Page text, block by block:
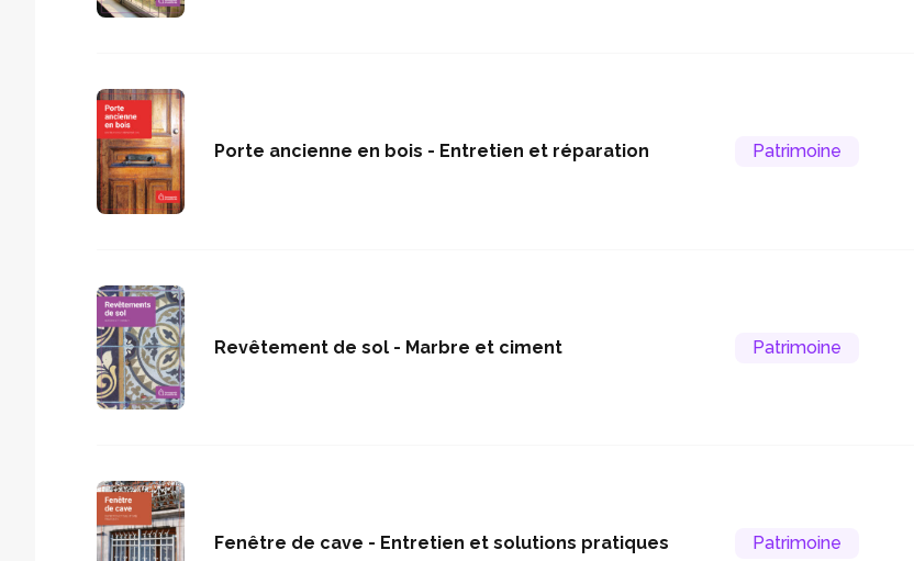
Porte ancienne en bois - Entretien et réparation Patrimoine
Revêtement de sol - Marbre et ciment Patrimoine
Fenêtre de cave - Entretien et solutions pratiques Patrimoine